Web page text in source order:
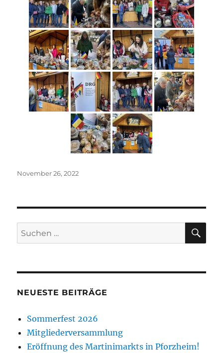
Veröffentlicht
November 26, 2022
Suche
nach:
NEUESTE BEITRÄGE
Sommerfest 2026
Mitgliederversammlung
Eröffnung des Martinimarkts in Pforzheim!